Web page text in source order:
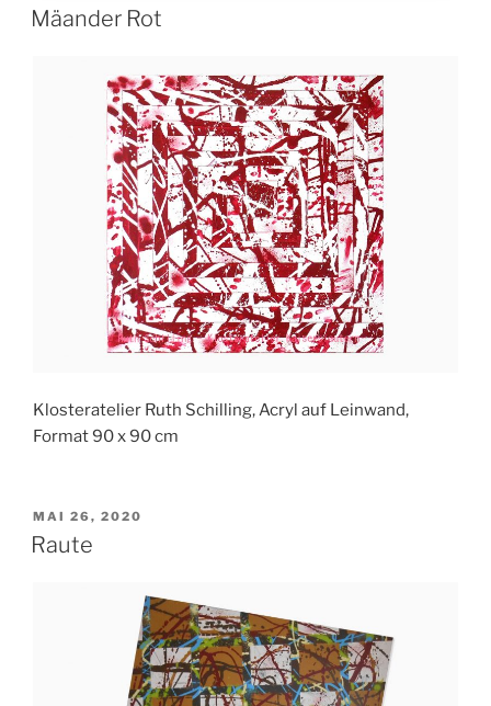
AM
Mäander Rot
Klosteratelier Ruth Schilling, Acryl auf Leinwand,
Format 90 x 90 cm
VERÖFFENTLICHT
AM
MAI 26, 2020
Raute